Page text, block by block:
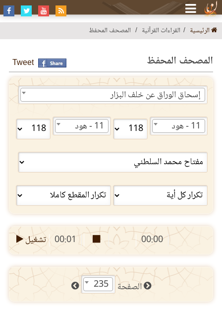
الرئيسية القراءات القرآنية المصحف المحفظ
المصحف المحفظ Tweet
إسحاق الوراق عن خلف البزار
11 - هود 11 - هود
00:00
00:01 تشغيل
الصفحة 235